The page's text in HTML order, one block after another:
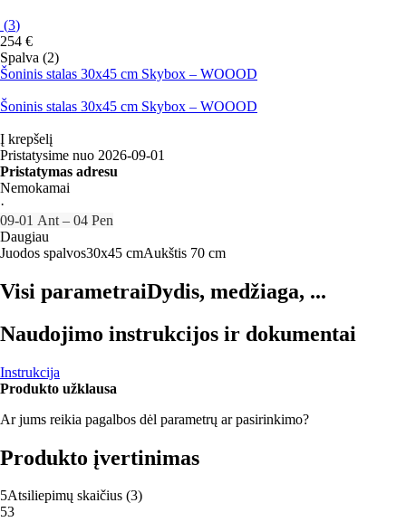
(3)
254 €
Spalva (2)
Šoninis stalas 30x45 cm Skybox – WOOOD
Šoninis stalas 30x45 cm Skybox – WOOOD
Į krepšelį
Pristatysime nuo 2026‑09‑01
Pristatymas adresu
Nemokamai
·
09‑01 Ant – 04 Pen
Daugiau
Juodos spalvos30x45 cmAukštis 70 cm
Visi parametraiDydis, medžiaga, ...
Naudojimo instrukcijos ir dokumentai
Instrukcija
Produkto užklausa
Ar jums reikia pagalbos dėl parametrų ar pasirinkimo?
Produkto įvertinimas
5Atsiliepimų skaičius (3)
53